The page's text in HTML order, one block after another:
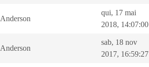
Anderson
qui, 17 mai
2018, 14:07:00
Anderson
sab, 18 nov
2017, 16:59:27